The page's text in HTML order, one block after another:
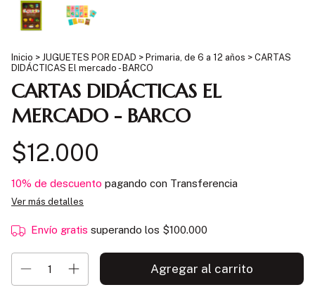
Inicio > JUGUETES POR EDAD > Primaria, de 6 a 12 años > CARTAS
DIDÁCTICAS El mercado - BARCO
CARTAS DIDÁCTICAS EL
MERCADO - BARCO
$12.000
10% de descuento pagando con Transferencia
Ver más detalles
Envío gratis superando los $100.000